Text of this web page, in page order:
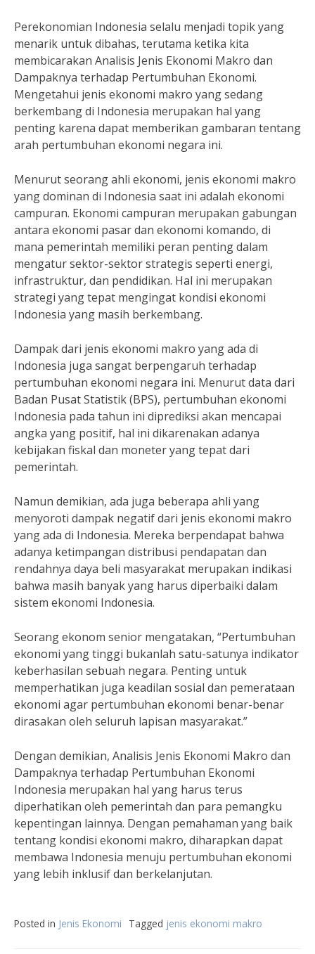
Perekonomian Indonesia selalu menjadi topik yang
menarik untuk dibahas, terutama ketika kita
membicarakan Analisis Jenis Ekonomi Makro dan
Dampaknya terhadap Pertumbuhan Ekonomi.
Mengetahui jenis ekonomi makro yang sedang
berkembang di Indonesia merupakan hal yang
penting karena dapat memberikan gambaran tentang
arah pertumbuhan ekonomi negara ini.
Menurut seorang ahli ekonomi, jenis ekonomi makro
yang dominan di Indonesia saat ini adalah ekonomi
campuran. Ekonomi campuran merupakan gabungan
antara ekonomi pasar dan ekonomi komando, di
mana pemerintah memiliki peran penting dalam
mengatur sektor-sektor strategis seperti energi,
infrastruktur, dan pendidikan. Hal ini merupakan
strategi yang tepat mengingat kondisi ekonomi
Indonesia yang masih berkembang.
Dampak dari jenis ekonomi makro yang ada di
Indonesia juga sangat berpengaruh terhadap
pertumbuhan ekonomi negara ini. Menurut data dari
Badan Pusat Statistik (BPS), pertumbuhan ekonomi
Indonesia pada tahun ini diprediksi akan mencapai
angka yang positif, hal ini dikarenakan adanya
kebijakan fiskal dan moneter yang tepat dari
pemerintah.
Namun demikian, ada juga beberapa ahli yang
menyoroti dampak negatif dari jenis ekonomi makro
yang ada di Indonesia. Mereka berpendapat bahwa
adanya ketimpangan distribusi pendapatan dan
rendahnya daya beli masyarakat merupakan indikasi
bahwa masih banyak yang harus diperbaiki dalam
sistem ekonomi Indonesia.
Seorang ekonom senior mengatakan, “Pertumbuhan
ekonomi yang tinggi bukanlah satu-satunya indikator
keberhasilan sebuah negara. Penting untuk
memperhatikan juga keadilan sosial dan pemerataan
ekonomi agar pertumbuhan ekonomi benar-benar
dirasakan oleh seluruh lapisan masyarakat.”
Dengan demikian, Analisis Jenis Ekonomi Makro dan
Dampaknya terhadap Pertumbuhan Ekonomi
Indonesia merupakan hal yang harus terus
diperhatikan oleh pemerintah dan para pemangku
kepentingan lainnya. Dengan pemahaman yang baik
tentang kondisi ekonomi makro, diharapkan dapat
membawa Indonesia menuju pertumbuhan ekonomi
yang lebih inklusif dan berkelanjutan.
Posted in Jenis Ekonomi Tagged jenis ekonomi makro